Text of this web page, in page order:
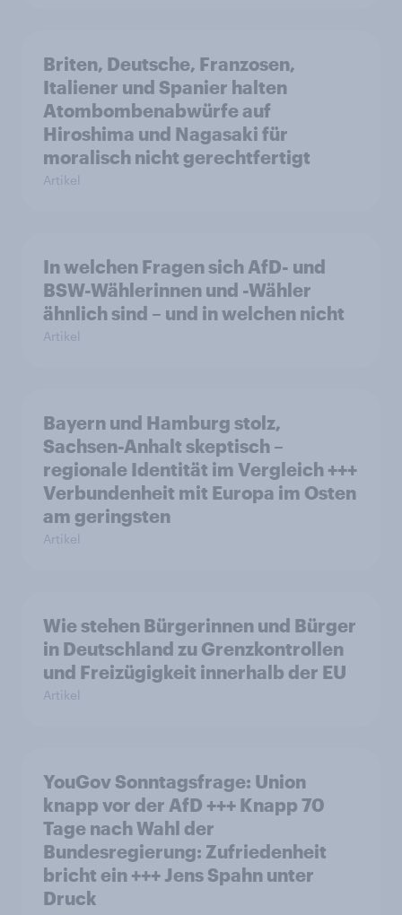
Briten, Deutsche, Franzosen,
Italiener und Spanier halten
Atombombenabwürfe auf
Hiroshima und Nagasaki für
moralisch nicht gerechtfertigt
Artikel
In welchen Fragen sich AfD- und
BSW-Wählerinnen und -Wähler
ähnlich sind – und in welchen nicht
Artikel
Bayern und Hamburg stolz,
Sachsen-Anhalt skeptisch –
regionale Identität im Vergleich +++
Verbundenheit mit Europa im Osten
am geringsten
Artikel
Wie stehen Bürgerinnen und Bürger
in Deutschland zu Grenzkontrollen
und Freizügigkeit innerhalb der EU
Artikel
YouGov Sonntagsfrage: Union
knapp vor der AfD +++ Knapp 70
Tage nach Wahl der
Bundesregierung: Zufriedenheit
bricht ein +++ Jens Spahn unter
Druck